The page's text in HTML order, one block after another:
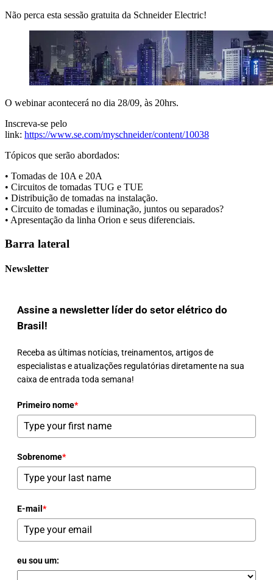
Não perca esta sessão gratuita da Schneider Electric!
O webinar acontecerá no dia 28/09, às 20hrs.
Inscreva-se pelo
link: https://www.se.com/myschneider/content/10038
Tópicos que serão abordados:
• Tomadas de 10A e 20A
• Circuitos de tomadas TUG e TUE
• Distribuição de tomadas na instalação.
• Circuito de tomadas e iluminação, juntos ou separados?
• Apresentação da linha Orion e seus diferenciais.
Barra lateral
Newsletter
Assine a newsletter líder do setor elétrico do
Brasil!
Receba as últimas notícias, treinamentos, artigos de
especialistas e atualizações regulatórias diretamente na sua
caixa de entrada toda semana!
Primeiro nome*
Sobrenome*
E-mail *
eu sou um: